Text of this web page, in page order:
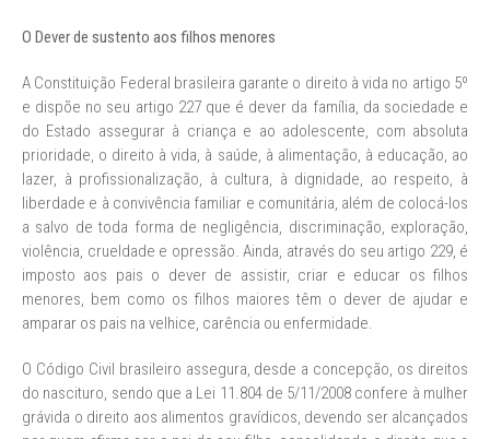
O Dever de sustento aos filhos menores
A Constituição Federal brasileira garante o direito à vida no artigo 5º
e dispõe no seu artigo 227 que é dever da família, da sociedade e
do Estado assegurar à criança e ao adolescente, com absoluta
prioridade, o direito à vida, à saúde, à alimentação, à educação, ao
lazer, à profissionalização, à cultura, à dignidade, ao respeito, à
liberdade e à convivência familiar e comunitária, além de colocá-los
a salvo de toda forma de negligência, discriminação, exploração,
violência, crueldade e opressão. Ainda, através do seu artigo 229, é
imposto aos pais o dever de assistir, criar e educar os filhos
menores, bem como os filhos maiores têm o dever de ajudar e
amparar os pais na velhice, carência ou enfermidade.
O Código Civil brasileiro assegura, desde a concepção, os direitos
do nascituro, sendo que a Lei 11.804 de 5/11/2008 confere à mulher
grávida o direito aos alimentos gravídicos, devendo ser alcançados